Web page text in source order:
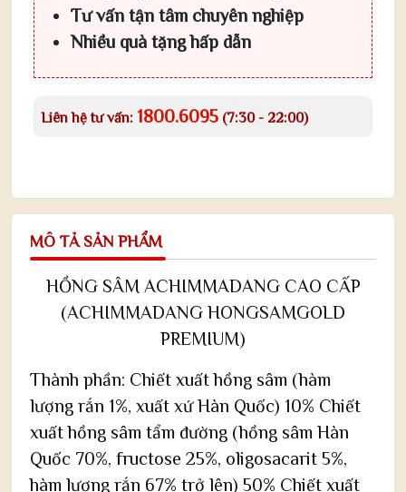
Tư vấn tận tâm chuyên nghiệp
Nhiều quà tặng hấp dẫn
Liên hệ tư vấn: 1800.6095 (7:30 - 22:00)
MÔ TẢ SẢN PHẨM
HỒNG SÂM ACHIMMADANG CAO CẤP
(ACHIMMADANG HONGSAMGOLD
PREMIUM)
Thành phần: Chiết xuất hồng sâm (hàm
lượng rắn 1%, xuất xứ Hàn Quốc) 10% Chiết
xuất hồng sâm tẩm đường (hồng sâm Hàn
Quốc 70%, fructose 25%, oligosacarit 5%,
hàm lượng rắn 67% trở lên) 50% Chiết xuất